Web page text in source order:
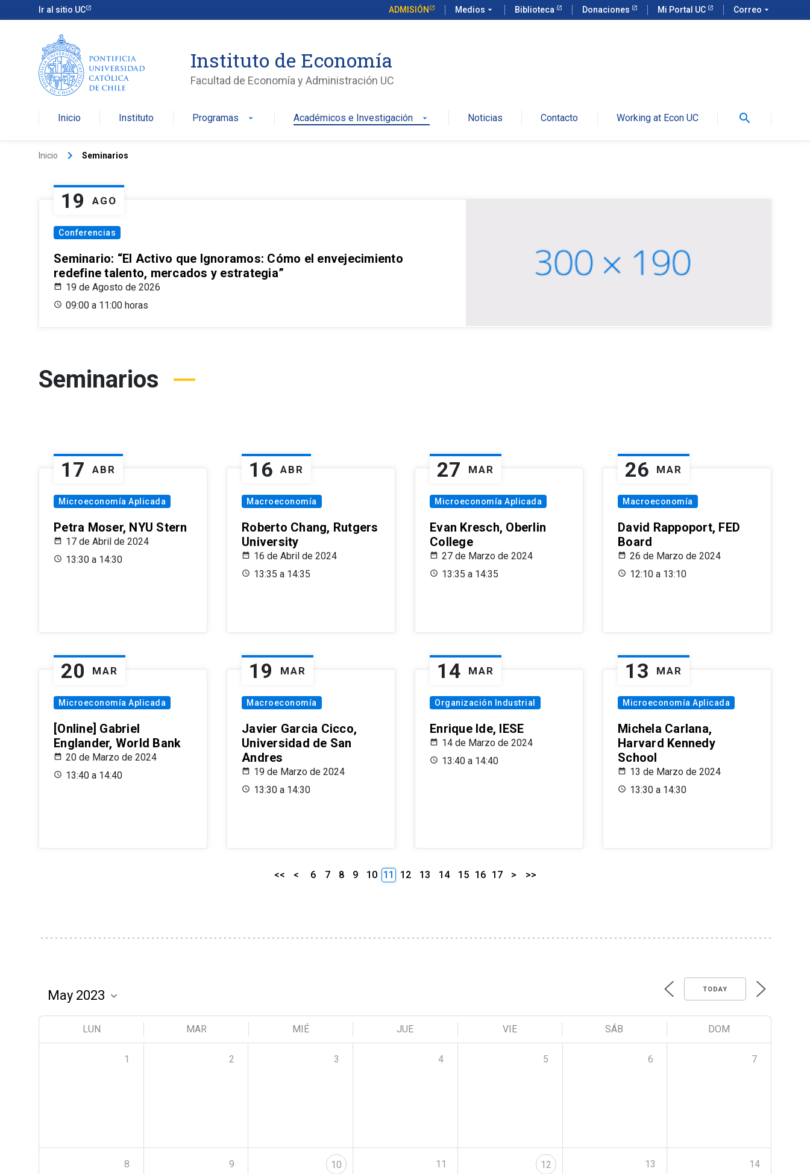
Ir al sitio UC ADMISIÓN Medios arrow_drop_down Biblioteca Donaciones Mi Portal UC Correo arrow_drop_down
Instituto de Economía
Facultad de Economía y Administración UC
Inicio Instituto Programas arrow_drop_down Académicos e Investigación arrow_drop_down Noticias Contacto Working at Econ UC search
Inicio keyboard_arrow_right Seminarios
19 AGO
Conferencias
Seminario: “El Activo que Ignoramos: Cómo el envejecimiento
redefine talento, mercados y estrategia”
19 de Agosto de 2026
09:00 a 11:00 horas
Seminarios
17 ABR
Microeconomía Aplicada
Petra Moser, NYU Stern
17 de Abril de 2024
13:30 a 14:30
16 ABR
Macroeconomía
Roberto Chang, Rutgers
University
16 de Abril de 2024
13:35 a 14:35
27 MAR
Microeconomía Aplicada
Evan Kresch, Oberlin
College
27 de Marzo de 2024
13:35 a 14:35
26 MAR
Macroeconomía
David Rappoport, FED
Board
26 de Marzo de 2024
12:10 a 13:10
20 MAR
Microeconomía Aplicada
[Online] Gabriel
Englander, World Bank
20 de Marzo de 2024
13:40 a 14:40
19 MAR
Macroeconomía
Javier Garcia Cicco,
Universidad de San
Andres
19 de Marzo de 2024
13:30 a 14:30
14 MAR
Organización Industrial
Enrique Ide, IESE
14 de Marzo de 2024
13:40 a 14:40
13 MAR
Microeconomía Aplicada
Michela Carlana,
Harvard Kennedy
School
13 de Marzo de 2024
13:30 a 14:30
<< < 6 7 8 9 10 11 12 13 14 15 16 17 > >>
TODAY
LUN MAR MIÉ JUE VIE SÁB DOM
1 2 3 4 5 6 7
8 9 10 11 12 13 14